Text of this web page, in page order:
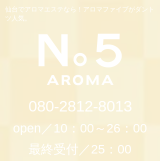
仙台でアロマエステなら！アロマファイブがダント
ツ人気。
080-2812-8013
open／10：00～26：00
最終受付／25：00